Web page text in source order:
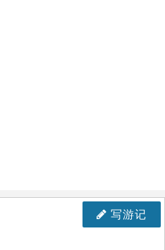
写游记